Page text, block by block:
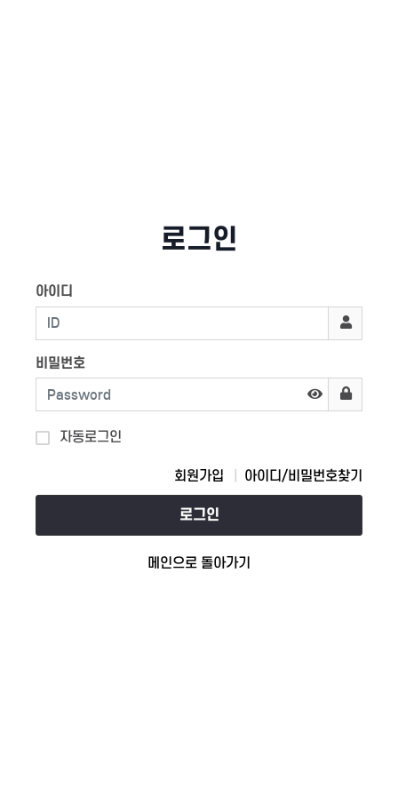
로그인
아이디
비밀번호
자동로그인
회원가입 아이디/비밀번호찾기
로그인
메인으로 돌아가기